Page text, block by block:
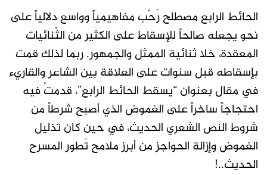
الحائط الرابع مصطلح رَحْب مفاهيمياً وواسع دلالياً على
نحو يجعله صالحاً للإسقاط على الكثير من الثُنائيات
المعقدة، خلا ثنائية الممثل والجمهور. ربما لذلك قمت
بإسقاطه قبل سنوات على العلاقة بين الشاعر والقاريء
في مقال بعنوان “يسقط الحائط الرابع”، قدمتُ فيه
احتجاجاً ساخراً على الغموض الذي أصبح شرطاً من
شروط النص الشعري الحديث، في حين كان تذليل
الغموض وإزالة الحواجز من أبرز ملامح تَطور المسرح
الحديث..!